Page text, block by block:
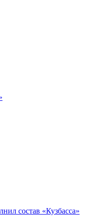
состав «Кузбасса»